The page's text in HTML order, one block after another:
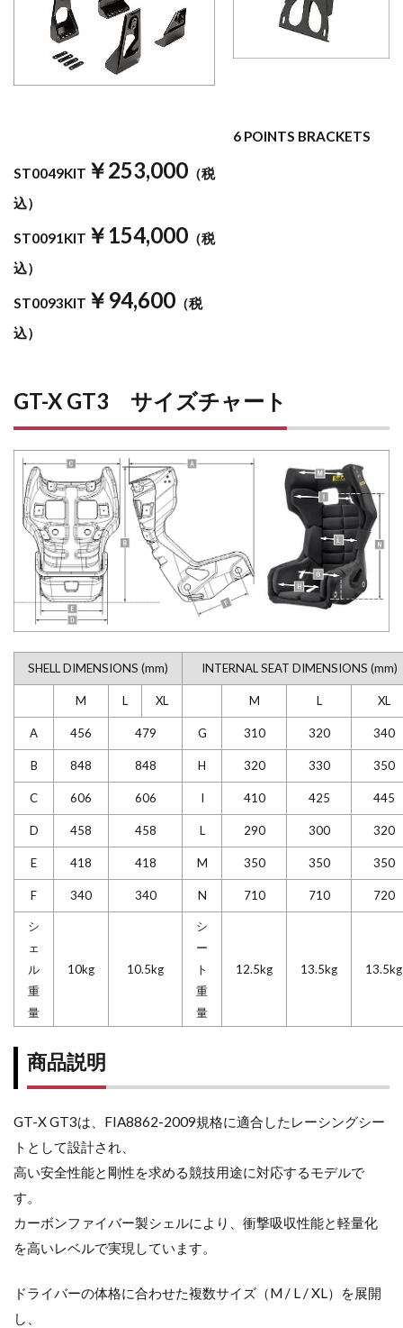
ST0049KIT ￥253,000 （税
込）
ST0091KIT ￥154,000 （税
込）
ST0093KIT ￥94,600 （税
込）
6 POINTS BRACKETS
GT-X GT3 サイズチャート
SHELL DIMENSIONS (mm) INTERNAL SEAT DIMENSIONS (mm)
M L XL M L XL
A 456 479 G 310 320 340
B 848 848 H 320 330 350
C 606 606 I 410 425 445
D 458 458 L 290 300 320
E 418 418 M 350 350 350
F 340 340 N 710 710 720
シ
ェ
ル
重
量
10kg 10.5kg
シ
ー
ト
重
量
12.5kg 13.5kg 13.5kg
商品説明
GT-X GT3は、FIA8862-2009規格に適合したレーシングシー
トとして設計され、
高い安全性能と剛性を求める競技用途に対応するモデルで
す。
カーボンファイバー製シェルにより、衝撃吸収性能と軽量化
を高いレベルで実現しています。
ドライバーの体格に合わせた複数サイズ（M / L / XL）を展開
し、